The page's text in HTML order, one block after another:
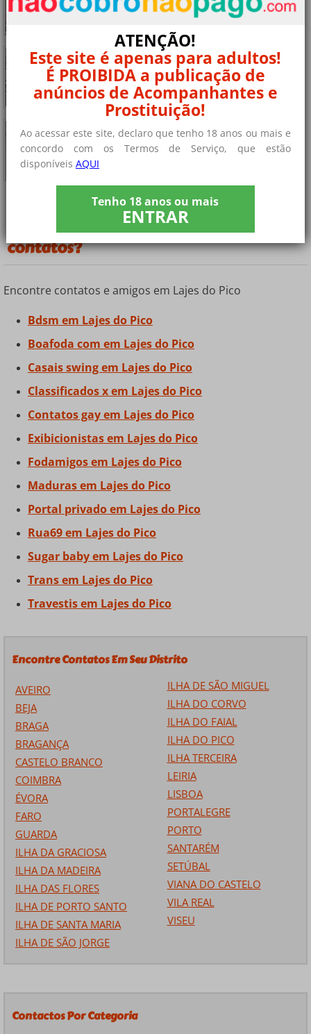
Procuramos um homem (ser bi seria uma vantagem)
Mulher madura divorciada procurando sexo
ocasional
Quando eu era casada não me divertia e meu marido......
+ 6 fotos privadas
Sou uma mulher de 40 anos que procura um jovem
para......
+ 5 fotos privadas
¿Você está procurando outros tipos de
contatos?
Encontre contatos e amigos em Lajes do Pico
Bdsm em Lajes do Pico
Boafoda com em Lajes do Pico
Casais swing em Lajes do Pico
Classificados x em Lajes do Pico
Contatos gay em Lajes do Pico
Exibicionistas em Lajes do Pico
Fodamigos em Lajes do Pico
Maduras em Lajes do Pico
Portal privado em Lajes do Pico
Rua69 em Lajes do Pico
Sugar baby em Lajes do Pico
Trans em Lajes do Pico
Travestis em Lajes do Pico
Encontre Contatos Em Seu Distrito
AVEIRO
BEJA
BRAGA
BRAGANÇA
CASTELO BRANCO
COIMBRA
ÉVORA
FARO
GUARDA
ILHA DA GRACIOSA
ILHA DA MADEIRA
ILHA DAS FLORES
ILHA DE PORTO SANTO
ILHA DE SANTA MARIA
ILHA DE SÃO JORGE
ILHA DE SÃO MIGUEL
ILHA DO CORVO
ILHA DO FAIAL
ILHA DO PICO
ILHA TERCEIRA
LEIRIA
LISBOA
PORTALEGRE
PORTO
SANTARÉM
SETÚBAL
VIANA DO CASTELO
VILA REAL
VISEU
Contactos Por Categoria
ATENÇÃO!
Este site é apenas para adultos!
É PROIBIDA a publicação de
anúncios de Acompanhantes e
Prostituição!
Ao acessar este site, declaro que tenho 18 anos ou mais e
concordo com os Termos de Serviço, que estão
disponíveis AQUI
Tenho 18 anos ou mais
ENTRAR